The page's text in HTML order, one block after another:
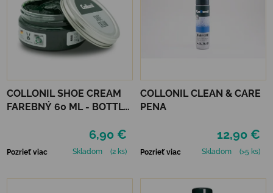
COLLONIL SHOE CREAM
FAREBNÝ 60 ML - BOTTLE
6,90 €
Pozrieť viac Skladom (2 ks)
COLLONIL CLEAN & CARE
PENA
12,90 €
Pozrieť viac Skladom (>5 ks)